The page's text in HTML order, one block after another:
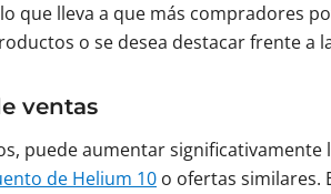
que lleva a que más compradores
o se desea destacar frente a
ventas
puede aumentar
de Helium 10 o ofertas similares.